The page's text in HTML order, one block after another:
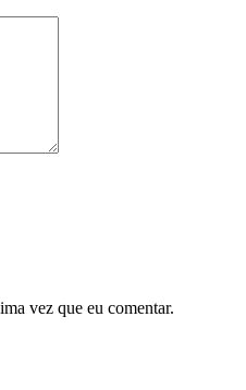
vez que eu comentar.